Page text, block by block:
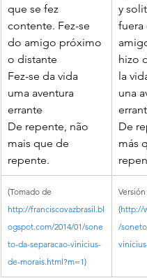
que se fez
contente. Fez-se
do amigo próximo
o distante
Fez-se da vida
uma aventura
errante
De repente, não
mais que de
repente.
y
fuera
hizo
la
una
De
más
(Tomado de
http://franciscovazbrasil.bl
ogspot.com/2014/01/sone
to-da-separacao-vinicius-
de-morais.html?m=1)
(http://
/